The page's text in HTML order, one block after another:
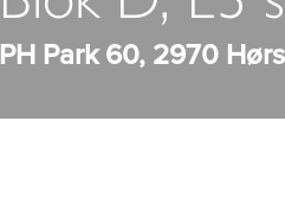
PH Park 60, 2970